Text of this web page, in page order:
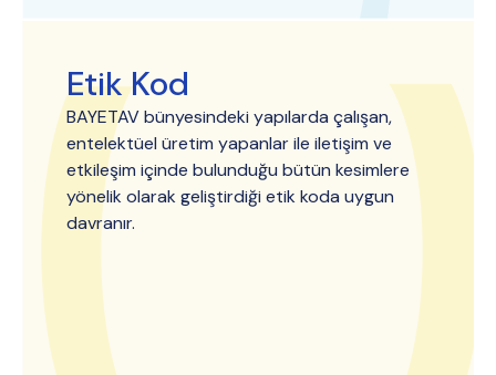
Etik Kod
BAYETAV bünyesindeki yapılarda çalışan,
entelektüel üretim yapanlar ile iletişim ve
etkileşim içinde bulunduğu bütün kesimlere
yönelik olarak geliştirdiği etik koda uygun
davranır.